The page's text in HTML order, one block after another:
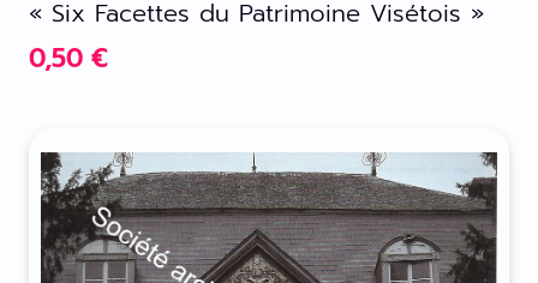
« Six Facettes du Patrimoine Visétois »
0,50 €